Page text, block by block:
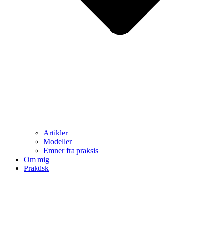
Artikler
Modeller
Emner fra praksis
Om mig
Praktisk